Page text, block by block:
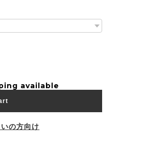
available
の方向け